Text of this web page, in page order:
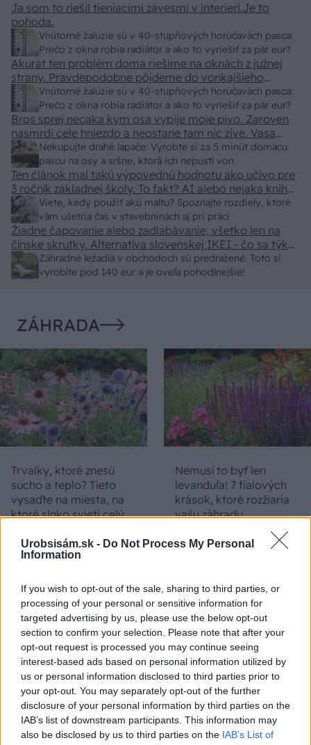
Urobsisám.sk - Do Not Process My Personal
Information
If you wish to opt-out of the sale, sharing to third parties, or
processing of your personal or sensitive information for
targeted advertising by us, please use the below opt-out
section to confirm your selection. Please note that after your
opt-out request is processed you may continue seeing
interest-based ads based on personal information utilized by
us or personal information disclosed to third parties prior to
your opt-out. You may separately opt-out of the further
disclosure of your personal information by third parties on the
IAB’s list of downstream participants. This information may
also be disclosed by us to third parties on the IAB’s List of
Vnútorné žalúzie sú v 40-stupňových horúčavách pasca:
Prečo z okna robia radiátor a ako to vyriešiť za pár eur?
Ja som to riešil tieniacimi závesmi v interieri.Je to
pohoda.
Vnútorné žalúzie sú v 40-stupňových horúčavách pasca:
Prečo z okna robia radiátor a ako to vyriešiť za pár eur?
Akurát ten problém doma riešime na oknách z južnej
strany. Pravdepodobne pôjdeme do vonkajšieho
tienenia na spôsob markízy 250x150cm. Čínsky
predajcovia idú okolo 100 eur kus.
Nekupujte drahé lapače: Vyrobte si za 5 minút domácu
pascu na osy a sršne, ktorá ich nepustí von
Bros sprej necaka kym osa vypije moje pivo. Zaroven
nasmrdi cele hniezdo a neostane tam nic zive. Vasa
pasca naucinke moc efektivne. Skor pritiahne slimaky
Viete, kedy použiť akú maltu? Spoznajte rozdiely, ktoré
vám ušetria čas v stavebninách aj pri práci
Ten článok mal takú výpovednú hodnotu ako učivo pre
3 ročník základnej školy. To fakt? AI alebo nejaka kniha
z VŠ? Dnešné rychlotvrdnuce malty - pevnosť 40 Mpa a
doba schnutia tak 15 minut , k tomu vodotesné s
kryštálikou. A rozdiel - schnutie a zretie. Nič?
Záhradné ležadlá v obchodoch sú predražené. Toto si
vyrobíte pod 140 eur a je oveľa pohodlnejšie!
Žiadne čapovanie alebo zadlabávanie, všetko len na
čínske skrutky. Alternatíva slovenskej IKEI - čo sa týka
pevnosti. Autor si nedal veľa námahy s remeselným
spracovaním, škoda. No lepšie než ten odpad z DTD
ZÁHRADA
Trvalky, ktoré znesú
sucho a teplo? Tieto
vysaďte na miesta, na
ktoré slnko svieti celý
Nemusí to byť len
levanduľa! 7 fialových
krások, ktoré rozžiaria
vašu záhradu
Môže aspirín zachrániť
ochabnuté izbové
rastliny? Pravda vás
možno prekvapí
Júlový reštart uhoriek
nakladačiek: Ako ich
podporiť k druhej vlne
kvitnutia?